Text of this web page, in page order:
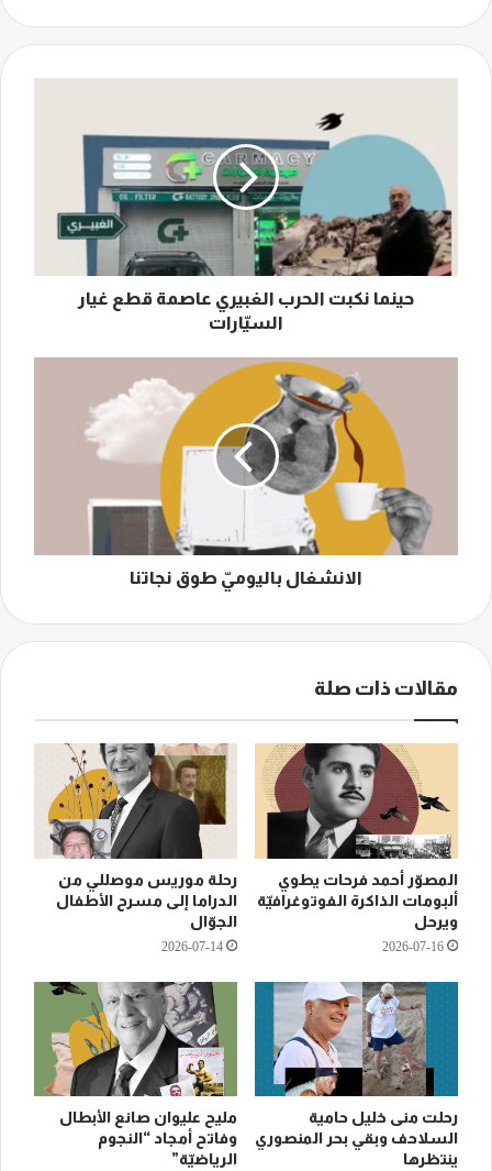
الغبيري
عاصمة
قطع
غيار
السيّارات
حينما نكبت الحرب الغبيري عاصمة قطع غيار
السيّارات
الانشغال باليوميّ طوق نجاتنا
مقالات ذات صلة
المصوّر أحمد فرحات يطوي
ألبومات الذاكرة الفوتوغرافيّة
ويرحل
2026-07-16
رحلة موريس موصللي من
الدراما إلى مسرح الأطفال
الجوّال
2026-07-14
رحلت منى خليل حامية
السلاحف وبقي بحر المنصوري
ينتظرها
مليح عليوان صانع الأبطال
وفاتح أمجاد “النجوم
الرياضيّة”